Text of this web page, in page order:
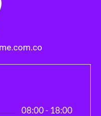
08:00 - 18:00